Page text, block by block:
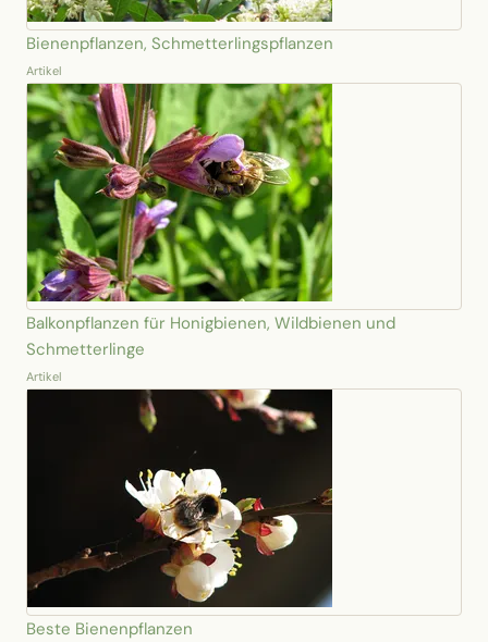
Bienenpflanzen, Schmetterlingspflanzen
Artikel
Balkonpflanzen für Honigbienen, Wildbienen und
Schmetterlinge
Artikel
Beste Bienenpflanzen